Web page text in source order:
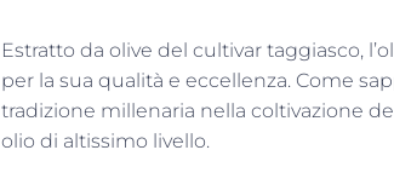
Estratto da olive del cultivar taggiasco,
per la sua qualità e eccellenza. Come
tradizione millenaria nella coltivazione
olio di altissimo livello.